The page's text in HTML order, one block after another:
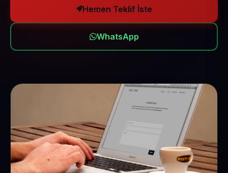
Hemen Teklif İste
WhatsApp